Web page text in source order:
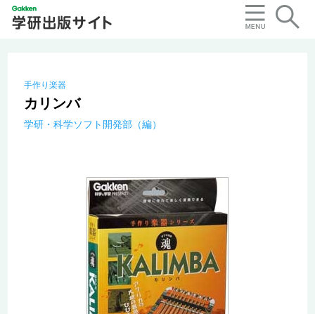
手作り楽器
カリンバ
学研・科学ソフト開発部（編）